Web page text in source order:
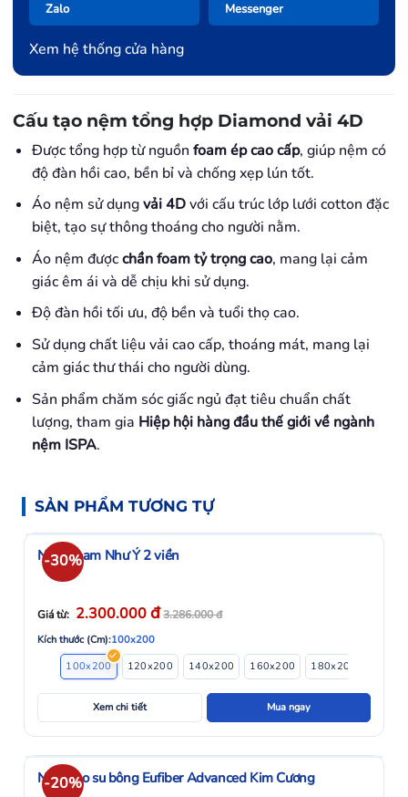
Zalo Messenger
Xem hệ thống cửa hàng
Cấu tạo nệm tổng hợp Diamond vải 4D
Được tổng hợp từ nguồnfoam ép cao cấp, giúp nệm có
độ đàn hồi cao, bền bỉ và chống xẹp lún tốt.
Áo nệm sử dụngvải 4Dvới cấu trúc lớp lưới cotton đặc
biệt, tạo sự thông thoáng cho người nằm.
Áo nệm đượcchần foam tỷ trọng cao, mang lại cảm
giác êm ái và dễ chịu khi sử dụng.
Độ đàn hồi tối ưu, độ bền và tuổi thọ cao.
Sử dụng chất liệu vải cao cấp, thoáng mát, mang lại
cảm giác thư thái cho người dùng.
Sản phẩm chăm sóc giấc ngủ đạt tiêu chuẩn chất
lượng, tham gia Hiệp hội hàng đầu thế giới về ngành
nệm ISPA.
SẢN PHẨM TƯƠNG TỰ
-30%
Nệm Foam Như Ý 2 viền
Giá từ: 2.300.000đ3.286.000đ
Kích thước (Cm):100x200
100x200
120x200 140x200 160x200 180x200
Xem chi tiết Mua ngay
-20%
Nệm cao su bông Eufiber Advanced Kim Cương